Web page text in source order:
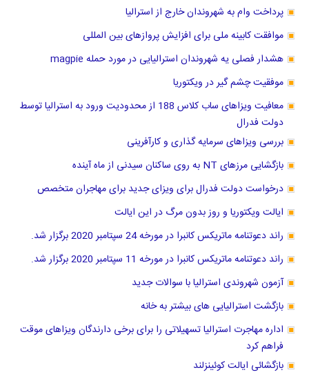
پرداخت وام به شهروندان خارج از استرالیا
موافقت کابینه ملی برای افزایش پروازهای بین المللی
هشدار فصلی یه شهروندان استرالیایی در مورد حمله magpie
موفقیت چشم گیر در ویکتوریا
معافیت ویزاهای ساب کلاس 188 از محدودیت ورود به استرالیا توسط
دولت فدرال
بررسی ویزاهای سرمایه گذاری و کارآفرینی
بازگشایی مرزهای NT به روی ساکنان سیدنی از ماه آینده
درخواست دولت فدرال برای ویزای جدید برای مهاجران متخصص
ایالت ویکتوریا و روز بدون مرگ در این ایالت
راند دعوتنامه ماتریکس کانبرا در مورخه 24 سپتامبر 2020 برگزار شد.
راند دعوتنامه ماتریکس کانبرا در مورخه 11 سپتامبر 2020 برگزار شد.
آزمون شهروندی استرالیا با سوالات جدید
بازگشت استرالیایی های بیشتر به خانه
اداره مهاجرت استرالیا تسهیلاتی را برای برخی دارندگان ویزاهای موقت
فراهم کرد
بازگشائی ایالت کوئینزلند